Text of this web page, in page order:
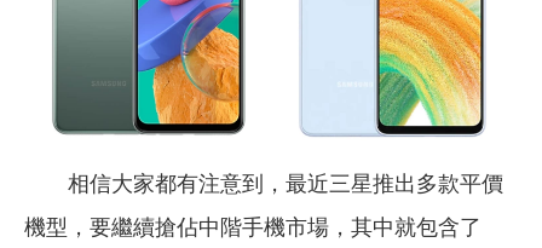
相信大家都有注意到，最近三星推出多款平價
機型，要繼續搶佔中階手機市場，其中就包含了